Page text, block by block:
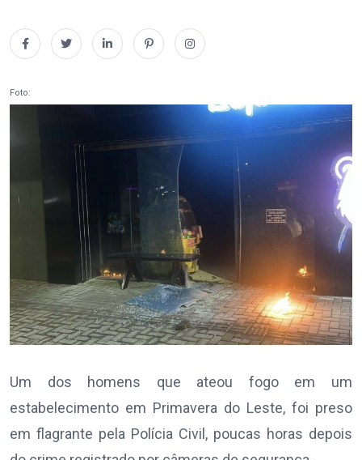
Foto:
Um dos homens que ateou fogo em um
estabelecimento em Primavera do Leste, foi preso
em flagrante pela Polícia Civil, poucas horas depois